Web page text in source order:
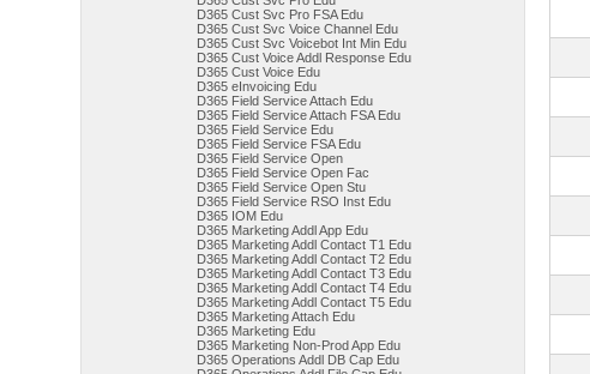
D365 Cust Svc Pro FSA Edu
D365 Cust Svc Voice Channel Edu
D365 Cust Svc Voicebot Int Min Edu
D365 Cust Voice Addl Response Edu
D365 Cust Voice Edu
D365 eInvoicing Edu
D365 Field Service Attach Edu
D365 Field Service Attach FSA Edu
D365 Field Service Edu
D365 Field Service FSA Edu
D365 Field Service Open
D365 Field Service Open Fac
D365 Field Service Open Stu
D365 Field Service RSO Inst Edu
D365 IOM Edu
D365 Marketing Addl App Edu
D365 Marketing Addl Contact T1 Edu
D365 Marketing Addl Contact T2 Edu
D365 Marketing Addl Contact T3 Edu
D365 Marketing Addl Contact T4 Edu
D365 Marketing Addl Contact T5 Edu
D365 Marketing Attach Edu
D365 Marketing Edu
D365 Marketing Non-Prod App Edu
D365 Operations Addl DB Cap Edu